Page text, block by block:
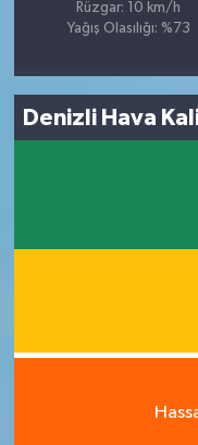
Rüzgar: 10 km/h
Yağış Olasılığı: %73
Denizli Hava